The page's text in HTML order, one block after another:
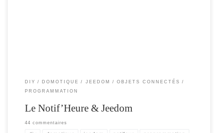
DIY DOMOTIQUE JEEDOM
OBJETS CONNECTÉS
PROGRAMMATION
Le Notif’Heure & Jeedom
44 commentaires